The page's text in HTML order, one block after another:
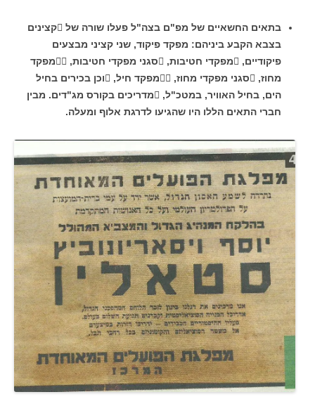
בתאים החשאיים של מפ"ם בצה"ל פעלו שורה של קצינים
בצבא הקבע ביניהם: מפקד פיקוד, שני קציני מבצעים
פיקודיים, מפקדי חטיבות, סגני מפקדי חטיבות, מפקד
מחוז, סגני מפקדי מחוז, מפקד חיל, וכן בכירים בחיל
הים, בחיל האוויר, במטכ"ל, מדריכים בקורס מג"דים. מבין
חברי התאים הללו היו שהגיעו לדרגת אלוף ומעלה.